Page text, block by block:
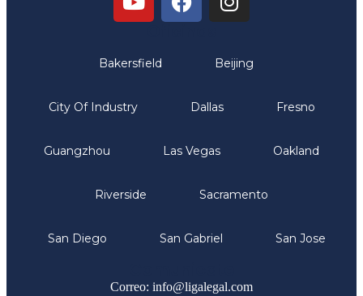
Bakersfield Beijing
City Of Industry Dallas Fresno
Guangzhou Las Vegas Oakland
Riverside Sacramento
San Diego San Gabriel San Jose
Correo: info@ligalegal.com